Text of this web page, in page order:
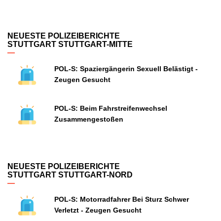
NEUESTE POLIZEIBERICHTE
STUTTGART STUTTGART-MITTE
POL-S: Spaziergängerin Sexuell Belästigt -
Zeugen Gesucht
POL-S: Beim Fahrstreifenwechsel
Zusammengestoßen
NEUESTE POLIZEIBERICHTE
STUTTGART STUTTGART-NORD
POL-S: Motorradfahrer Bei Sturz Schwer
Verletzt - Zeugen Gesucht